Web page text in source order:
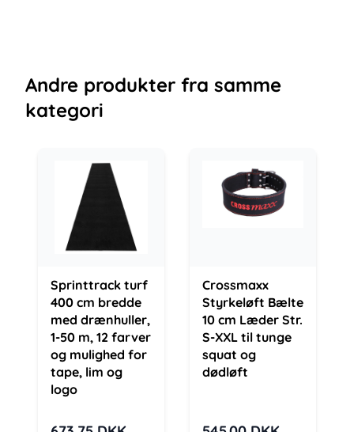
Andre produkter fra samme
kategori
Sprinttrack turf
400 cm bredde
med drænhuller,
1-50 m, 12 farver
og mulighed for
tape, lim og
logo
Crossmaxx
Styrkeløft Bælte
10 cm Læder Str.
S-XXL til tunge
squat og
dødløft